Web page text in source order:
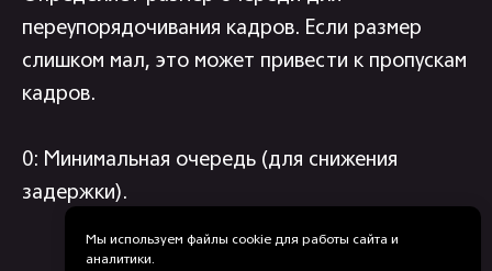
переупорядочивания кадров. Если размер
слишком мал, это может привести к пропускам
кадров.
0: Минимальная очередь (для снижения
задержки).
Мы используем файлы cookie для работы сайта и
аналитики.